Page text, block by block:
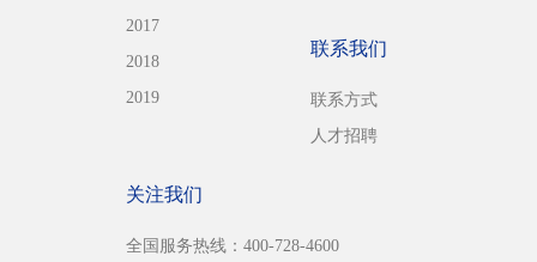
2017
2018
2019
联系我们
联系方式
人才招聘
关注我们
全国服务热线：400-728-4600